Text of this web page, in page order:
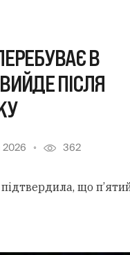
В
ПІСЛЯ
2026 362
що